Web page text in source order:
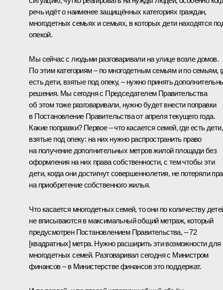
речь идёт о наименее защищённых категориях граждан,
многодетных семьях и семьях, в которых дети находятся
опекой.
Мы сейчас с людьми разговаривали на улице возле домов.
По этим категориям – по многодетным семьям и по семьям,
есть дети, взятые под опеку, – нужно принять
решения. Мы сегодня с Председателем Правительства
об этом тоже разговаривали, нужно будет внести поправки
в Постановление Правительства от апреля текущего года.
Какие поправки? Первое – что касается семей, где есть дети,
взятые под опеку: на них нужно распространить право
на получение дополнительных метров жилой площади без
оформления на них права собственности, с тем чтобы эти
дети, когда они достигнут совершеннолетия, не потеряли
на приобретение собственного жилья.
Что касается многодетных семей, то они по количеству
не вписываются в максимальный общий метраж, который
предусмотрен Постановлением Правительства, – 72
[квадратных] метра. Нужно расширить эти возможности для
многодетных семей. Разговаривал сегодня с Министром
финансов – в Министерстве финансов это поддержат.